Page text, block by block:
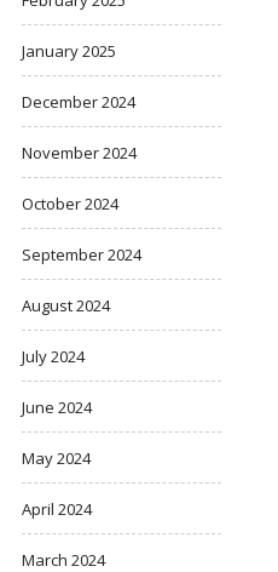
January 2025
December 2024
November 2024
October 2024
September 2024
August 2024
July 2024
June 2024
May 2024
April 2024
March 2024